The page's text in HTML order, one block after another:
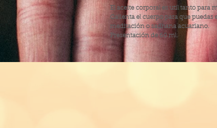
El aceite corporal es util tanto para
Calienta el cuerpo para que puedas
meditación o sadhana acuariano.
Presentación de 60 ml.